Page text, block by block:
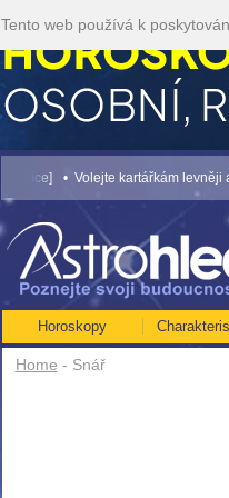
Home - Snář
Horoskopy
• Volejte kartářkám levněji a využijte
Tento web používá k